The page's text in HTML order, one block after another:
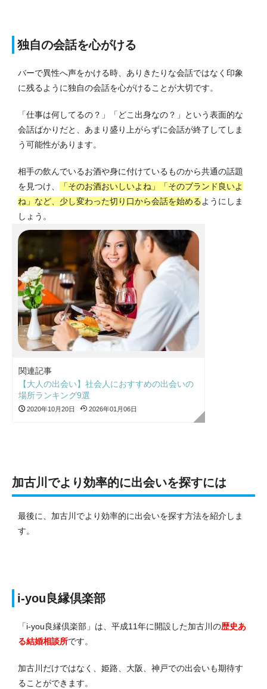
独自の会話を心がける
バーで異性へ声をかける時、ありきたりな会話ではなく印象
に残るように独自の会話を心がけることが大切です。
「仕事は何してるの？」「どこ出身なの？」という表面的な
会話ばかりだと、あまり盛り上がらずに会話が終了してしま
う可能性があります。
相手の飲んでいるお酒や身に付けているものから共通の話題
を見つけ、
「そのお酒おいしいよね」「そのブランド良いよ
ね」など、少し変わった切り口から会話を始めるようにしま
しょう。
関連記事
【大人の出会い】社会人におすすめの出会いの
場所ランキング9選
2020年10月20日 2026年01月06日
加古川でより効率的に出会いを探すには
最後に、加古川でより効率的に出会いを探す方法を紹介しま
す。
i-you良縁倶楽部
「i-you良縁倶楽部」は、平成11年に開設した加古川の歴史あ
る結婚相談所です。
加古川だけではなく、姫路、大阪、神戸での出会いも期待す
ることができます。